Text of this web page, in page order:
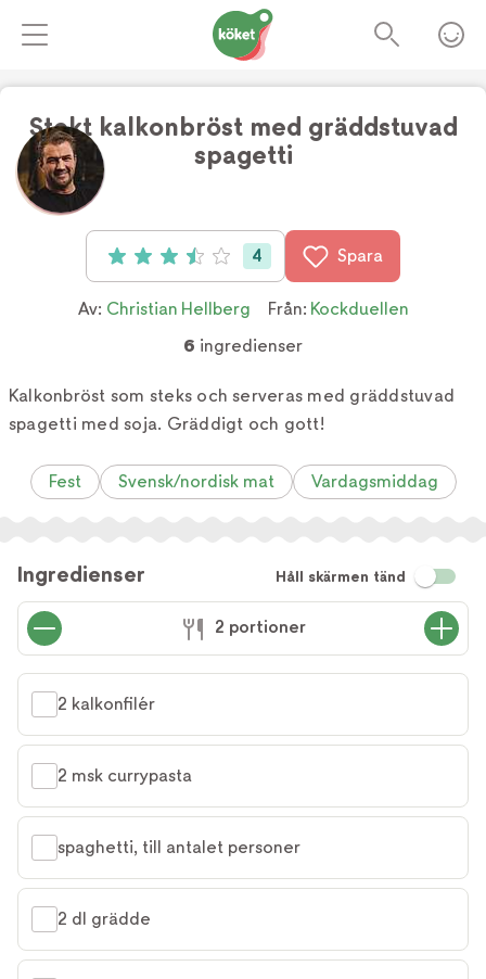
Stekt kalkonbröst med gräddstuvad
spagetti
Betyg: 3.5 av 5 (4 röster)
4 Spara
Av: Christian Hellberg Från: Kockduellen
6 ingredienser
Kalkonbröst som steks och serveras med gräddstuvad
spagetti med soja. Gräddigt och gott!
Fest Svensk/nordisk mat Vardagsmiddag
Ingredienser Håll skärmen tänd
2 portioner
2 kalkonfilér
2 msk currypasta
spaghetti, till antalet personer
2 dl grädde